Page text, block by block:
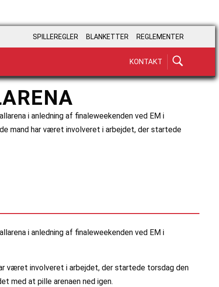
SPILLEREGLER BLANKETTER REGLEMENTER
KONTAKT
i anledning af finaleweekenden ved EM i
mand har været involveret i arbejdet, der startede
i anledning af finaleweekenden ved EM i
været involveret i arbejdet, der startede torsdag den
med at pille arenaen ned igen.